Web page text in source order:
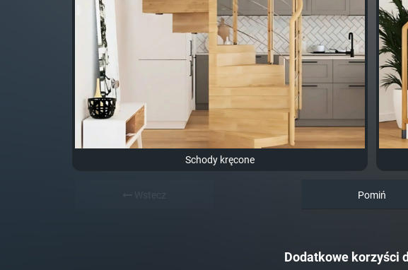
Schody kręcone
Pomiń
Dodatkowe korzyści